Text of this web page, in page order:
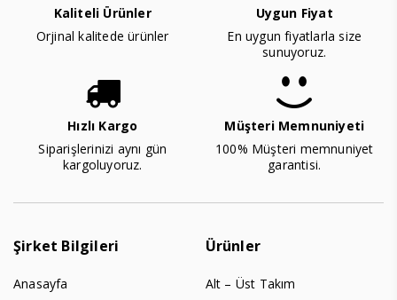
Kaliteli Ürünler
Orjinal kalitede ürünler
Uygun Fiyat
En uygun fiyatlarla size
sunuyoruz.
Hızlı Kargo
Siparişlerinizi aynı gün
kargoluyoruz.
Müşteri Memnuniyeti
100% Müşteri memnuniyet
garantisi.
Şirket Bilgileri
Anasayfa
Ürünler
Alt – Üst Takım